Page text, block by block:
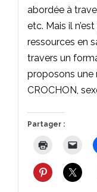
abordée à
etc. Mais il
ressources en
travers un
proposons une
CROCHON,
Partager :